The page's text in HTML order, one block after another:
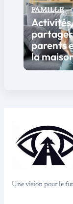
FAMILLE
Activités
parents
la
Une vision pour le